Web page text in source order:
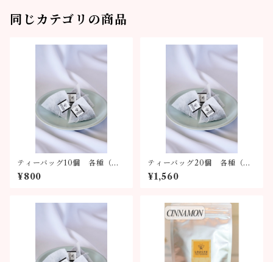
同じカテゴリの商品
ティーバッグ10個 各種（全6
種類）
¥800
ティーバッグ20個 各種（全
6種類）
¥1,560